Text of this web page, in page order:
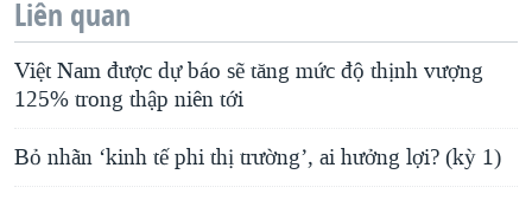
Liên quan
Việt Nam được dự báo sẽ tăng mức độ thịnh vượng
125% trong thập niên tới
Bỏ nhãn ‘kinh tế phi thị trường’, ai hưởng lợi? (kỳ 1)